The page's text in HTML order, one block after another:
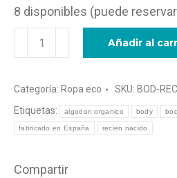
era:
21,49 €.
es:
15,99 €.
8 disponibles (puede
Body
cruzado
para
bebé
algodón
Añadir al
Categoría: Ropa eco SKU: BOD-
Etiquetas:
algodon organico body
fabricado en España recien nacido
Compartir